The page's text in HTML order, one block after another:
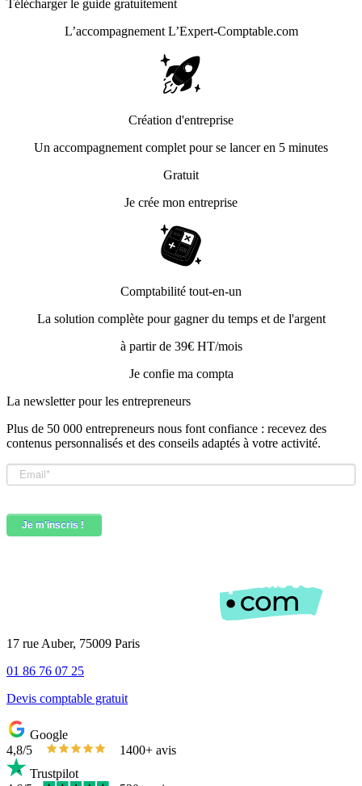
Télécharger le guide gratuitement
L’accompagnement L’Expert-Comptable.com
Création d'entreprise
Un accompagnement complet pour se lancer en 5 minutes
Gratuit
Je crée mon entreprise
Comptabilité tout-en-un
La solution complète pour gagner du temps et de l'argent
à partir de 39€ HT/mois
Je confie ma compta
La newsletter pour les entrepreneurs
Plus de 50 000 entrepreneurs nous font confiance : recevez des
contenus personnalisés et des conseils adaptés à votre activité.
17 rue Auber, 75009 Paris
01 86 76 07 25
Devis comptable gratuit
Google
4,8/5
1400+ avis
Trustpilot